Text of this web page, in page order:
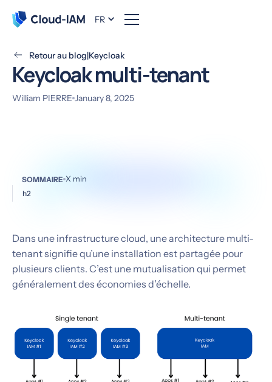
FR
Retour au blog|Keycloak
Keycloak multi-tenant
William PIERRE January 8, 2025
Dans une infrastructure cloud, une architecture multi-
tenant signifie qu’une installation est partagée pour
plusieurs clients. C’est une mutualisation qui permet
généralement des économies d’échelle.
SOMMAIRE X min
h2